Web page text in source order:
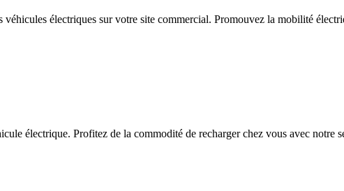
électriques sur votre site commercial. Promouvez la mobilité
électrique. Profitez de la commodité de recharger chez vous avec notre